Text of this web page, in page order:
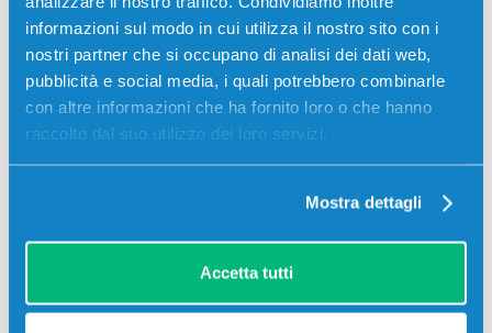
informazioni sul modo in cui utilizza il nostro sito con i
nostri partner che si occupano di analisi dei dati web,
pubblicità e social media, i quali potrebbero combinarle
con altre informazioni che ha fornito loro o che hanno
raccolto dal suo utilizzo dei loro servizi.
Mostra dettagli
Accetta tutti
Panasonic KX-MB2170JTW